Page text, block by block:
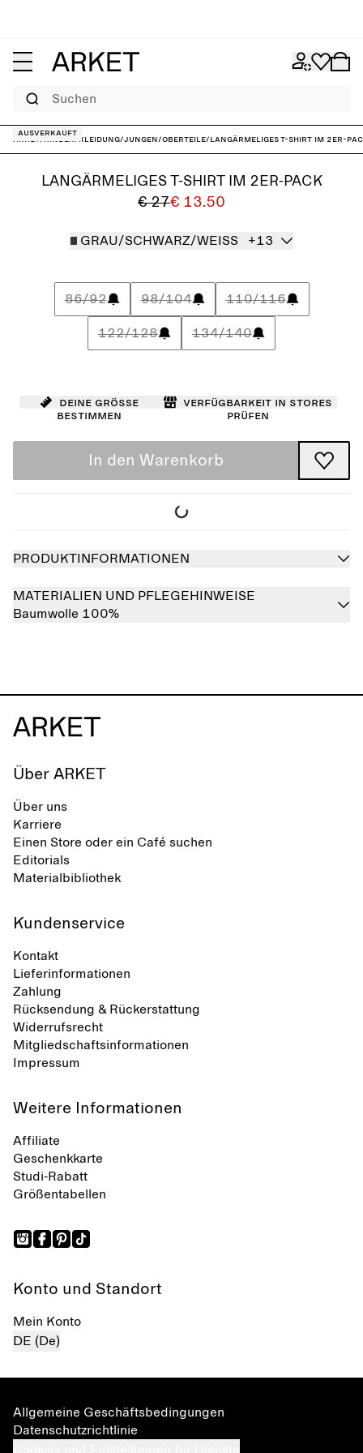
Suchen
ARKET/ Kinder/ Kleidung/Jungen/Oberteile/Langärmeliges T-Shirt im 2er-
Ausverkauft
LANGÄRMELIGES T-SHIRT IM 2ER-PACK
€ 27€ 13.50
GRAU/SCHWARZ/WEISS +13
86/92 98/104 110/116
122/128 134/140
Deine Größe
bestimmen
Verfügbarkeit in Stores
prüfen
In den Warenkorb
PRODUKTINFORMATIONEN
MATERIALIEN UND PFLEGEHINWEISE
Baumwolle 100%
Über ARKET
Über uns
Karriere
Einen Store oder ein Café suchen
Editorials
Materialbibliothek
Kundenservice
Kontakt
Lieferinformationen
Zahlung
Rücksendung & Rückerstattung
Widerrufsrecht
Mitgliedschaftsinformationen
Impressum
Weitere Informationen
Affiliate
Geschenkkarte
Studi-Rabatt
Größentabellen
Konto und Standort
Mein Konto
DE (De)
Allgemeine Geschäftsbedingungen
Datenschutzrichtlinie